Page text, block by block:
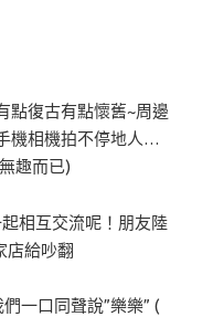
點復古有點懷舊~周邊
機相機拍不停地人…
趣而已)
相互交流呢！朋友陸
店給吵翻
一口同聲說”樂樂” (